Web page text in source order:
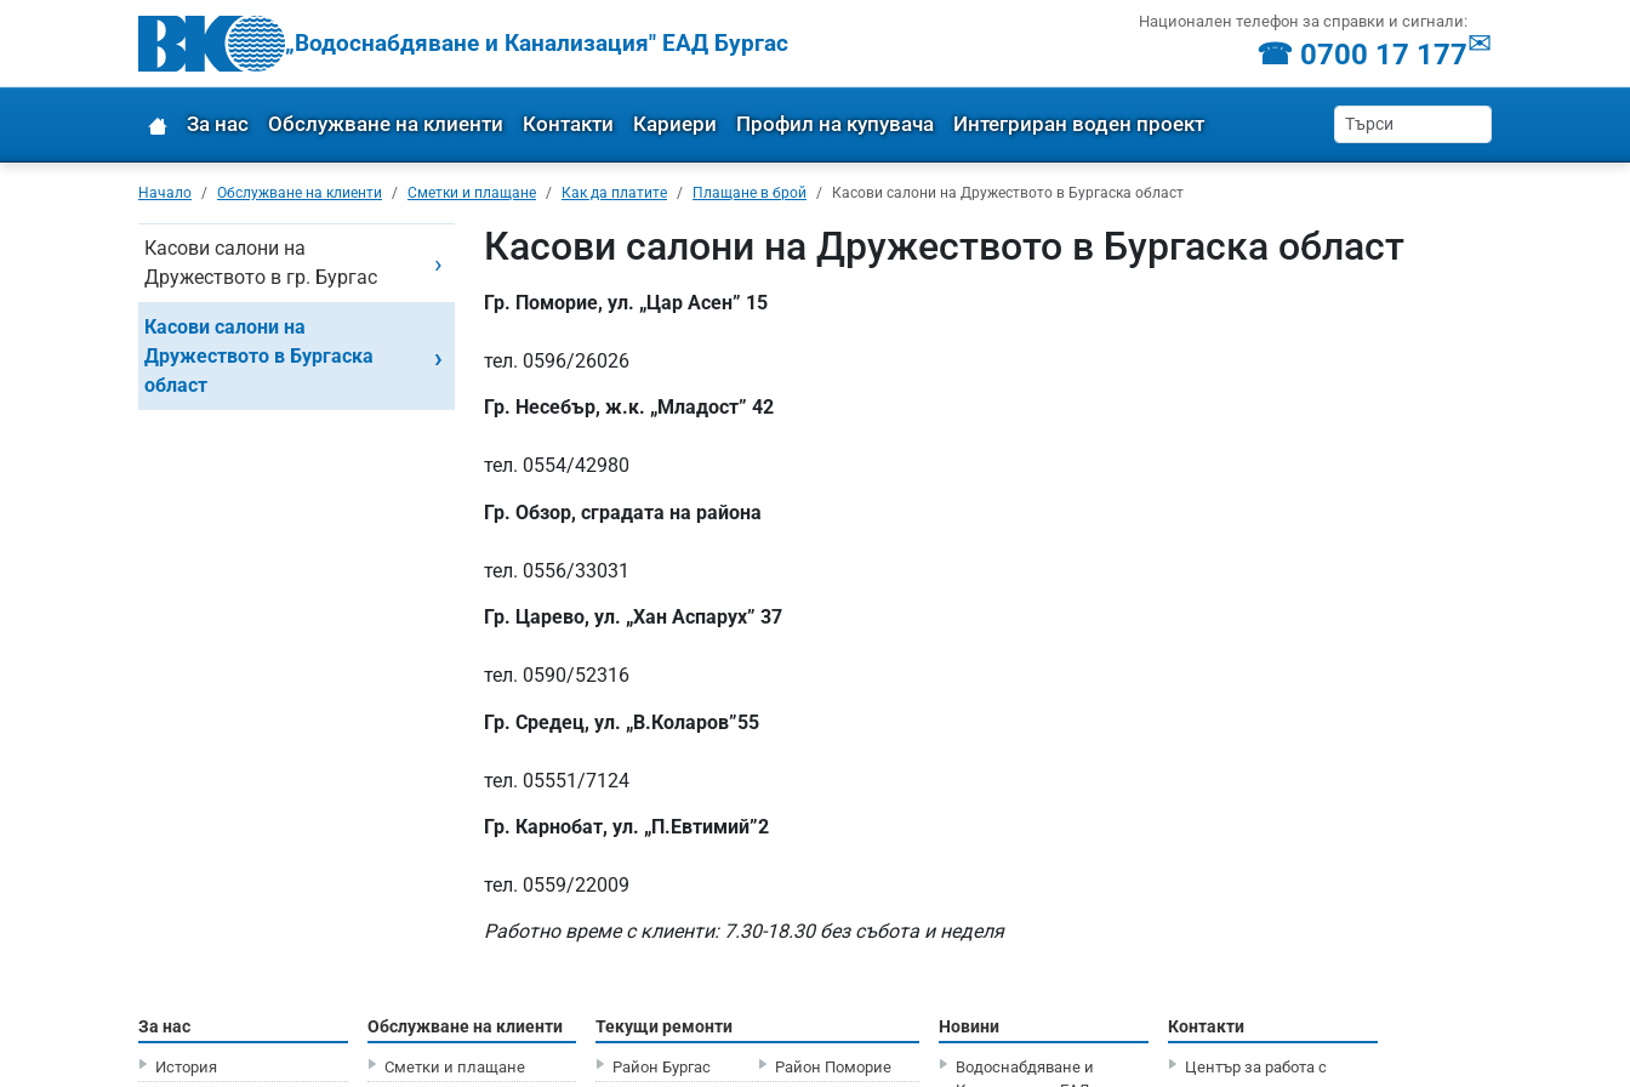
„Водоснабдяване и Канализация" ЕАД Бургас
Национален телефон за справки и сигнали:
☎ 0700 17 177✉
За нас Обслужване на клиенти Контакти Кариери Профил на купувача Интегриран воден проект
Начало Обслужване на клиенти Сметки и плащане Как да платите Плащане в брой Касови салони на Дружеството в Бургаска област
Касови салони на
Дружеството в гр. Бургас
Касови салони на
Дружеството в Бургаска
област
Касови салони на Дружеството в Бургаска област
Гр. Поморие, ул. „Цар Асен” 15
тел. 0596/26026
Гр. Несебър, ж.к. „Младост” 42
тел. 0554/42980
Гр. Обзор, сградата на района
тел. 0556/33031
Гр. Царево, ул. „Хан Аспарух” 37
тел. 0590/52316
Гр. Средец, ул. „В.Коларов”55
тел. 05551/7124
Гр. Карнобат, ул. „П.Евтимий”2
тел. 0559/22009
Работно време с клиенти: 7.30-18.30без събота и неделя
За нас
История
Обслужване на клиенти
Сметки и плащане
Текущи ремонти
Район Бургас Район Поморие
Новини
Водоснабдяване и
Контакти
Център за работа с